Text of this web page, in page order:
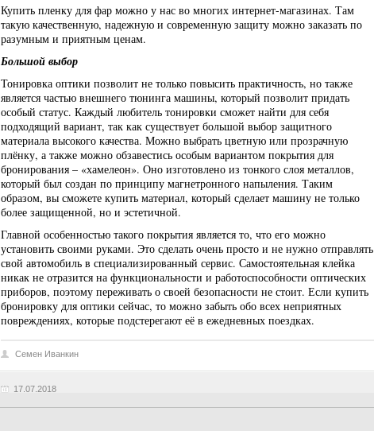
Купить пленку для фар можно у нас во многих интернет-магазинах. Там
такую качественную, надежную и современную защиту можно заказать по
разумным и приятным ценам.
Большой выбор
Тонировка оптики позволит не только повысить практичность, но также
является частью внешнего тюнинга машины, который позволит придать
особый статус. Каждый любитель тонировки сможет найти для себя
подходящий вариант, так как существует большой выбор защитного
материала высокого качества. Можно выбрать цветную или прозрачную
плёнку, а также можно обзавестись особым вариантом покрытия для
бронирования – «хамелеон». Оно изготовлено из тонкого слоя металлов,
который был создан по принципу магнетронного напыления. Таким
образом, вы сможете купить материал, который сделает машину не только
более защищенной, но и эстетичной.
Главной особенностью такого покрытия является то, что его можно
установить своими руками. Это сделать очень просто и не нужно отправлять
свой автомобиль в специализированный сервис. Самостоятельная клейка
никак не отразится на функциональности и работоспособности оптических
приборов, поэтому переживать о своей безопасности не стоит. Если купить
бронировку для оптики сейчас, то можно забыть обо всех неприятных
повреждениях, которые подстерегают её в ежедневных поездках.
17.07.2018
Семен Иванкин